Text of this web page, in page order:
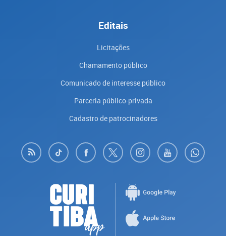
Editais
Licitações
Chamamento público
Comunicado de interesse público
Parceria público-privada
Cadastro de patrocinadores